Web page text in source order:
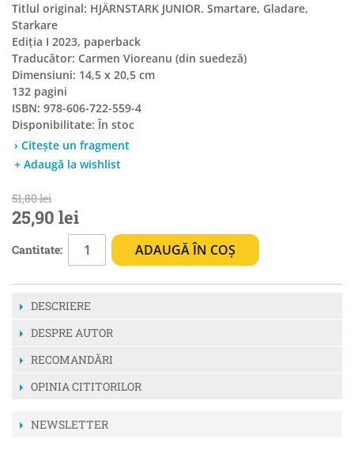
Titlul original: HJÄRNSTARK JUNIOR. Smartare, Gladare,
Starkare
Ediția I 2023, paperback
Traducător: Carmen Vioreanu (din suedeză)
Dimensiuni: 14,5 x 20,5 cm
132 pagini
ISBN: 978-606-722-559-4
Disponibilitate: În stoc
› Citește un fragment
+ Adaugă la wishlist
51,80 lei
25,90 lei
Cantitate: ADAUGĂ ÎN COȘ
DESCRIERE
DESPRE AUTOR
RECOMANDĂRI
OPINIA CITITORILOR
NEWSLETTER